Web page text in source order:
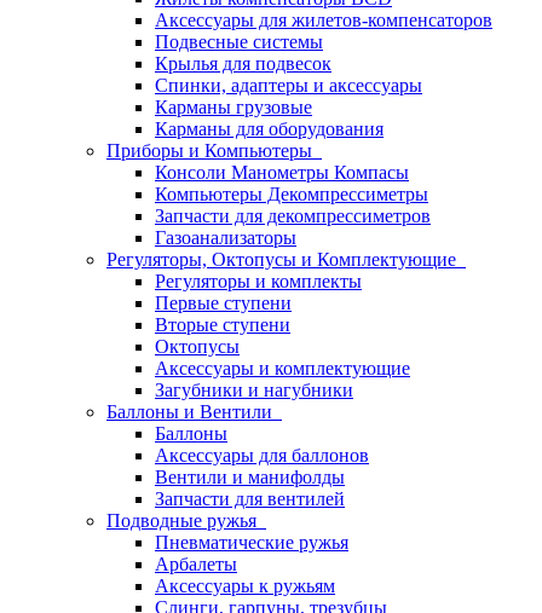
Аксессуары для жилетов-компенсаторов
Подвесные системы
Крылья для подвесок
Спинки, адаптеры и аксессуары
Карманы грузовые
Карманы для оборудования
Приборы и Компьютеры
Консоли Манометры Компасы
Компьютеры Декомпрессиметры
Запчасти для декомпрессиметров
Газоанализаторы
Регуляторы, Октопусы и Комплектующие
Регуляторы и комплекты
Первые ступени
Вторые ступени
Октопусы
Аксессуары и комплектующие
Загубники и нагубники
Баллоны и Вентили
Баллоны
Аксессуары для баллонов
Вентили и манифолды
Запчасти для вентилей
Подводные ружья
Пневматические ружья
Арбалеты
Аксессуары к ружьям
Слинги, гарпуны, трезубцы